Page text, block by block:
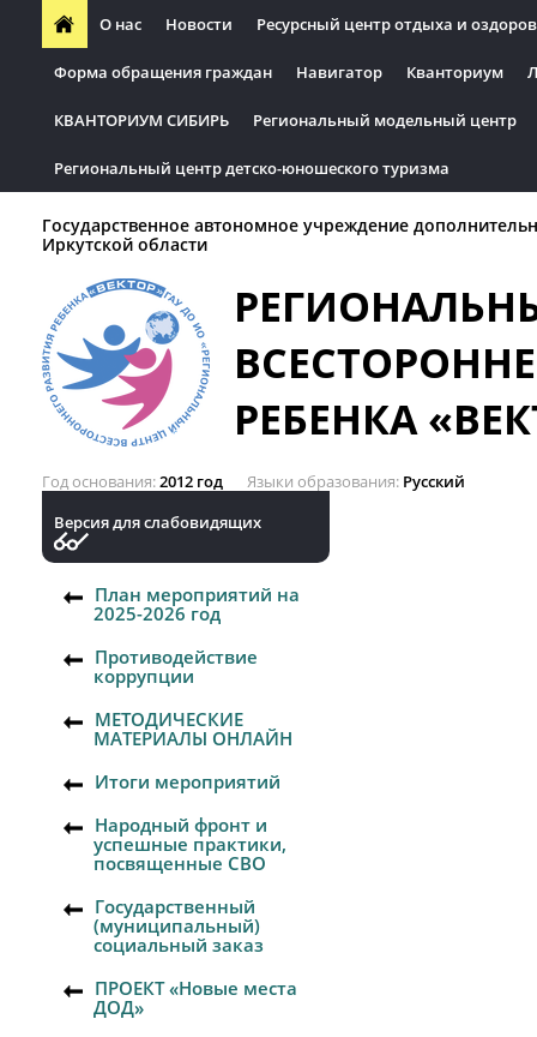
О нас Новости Ресурсный центр отдыха и
Форма обращения граждан Навигатор Кванториум
КВАНТОРИУМ СИБИРЬ Региональный модельный центр
Региональный центр детско-юношеского туризма
Государственное автономное учреждение
Иркутской области
РЕБЕНКА
Год основания 2012 год Языки образования Русский
Версия для слабовидящих
План мероприятий на
2025-2026 год
Противодействие
коррупции
МЕТОДИЧЕСКИЕ
МАТЕРИАЛЫ ОНЛАЙН
Итоги мероприятий
Народный фронт и
успешные практики,
посвященные СВО
Государственный
(муниципальный)
социальный заказ
ПРОЕКТ «Новые места
ДОД»